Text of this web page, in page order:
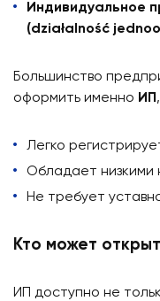
Индивидуальное
(działalność
Большинство
оформить именно ИП
Легко
Обладает низкими
Не требует
Кто может
ИП доступно не